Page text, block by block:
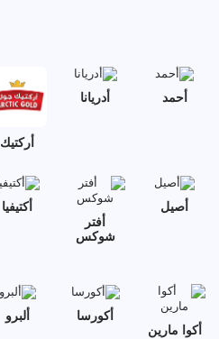
أحمد أدريانا
أركتيك
أصيل
أفتر
شوكس
أكتيفيا
أكوا مارين
أكورسا ألبرو